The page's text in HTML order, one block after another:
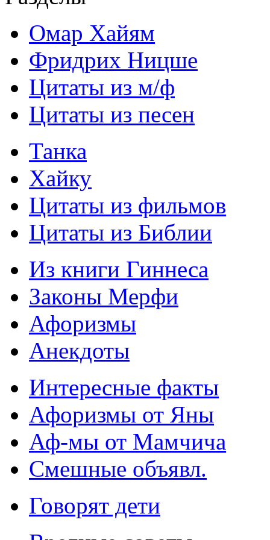
Омар Хайям
Фридрих Ницше
Цитаты из м/ф
Цитаты из песен
Танка
Хайку
Цитаты из фильмов
Цитаты из Библии
Из книги Гиннеса
Законы Мерфи
Афоризмы
Анекдоты
Интересные факты
Афоризмы от Яны
Аф-мы от Мамчича
Смешные объявл.
Говорят дети